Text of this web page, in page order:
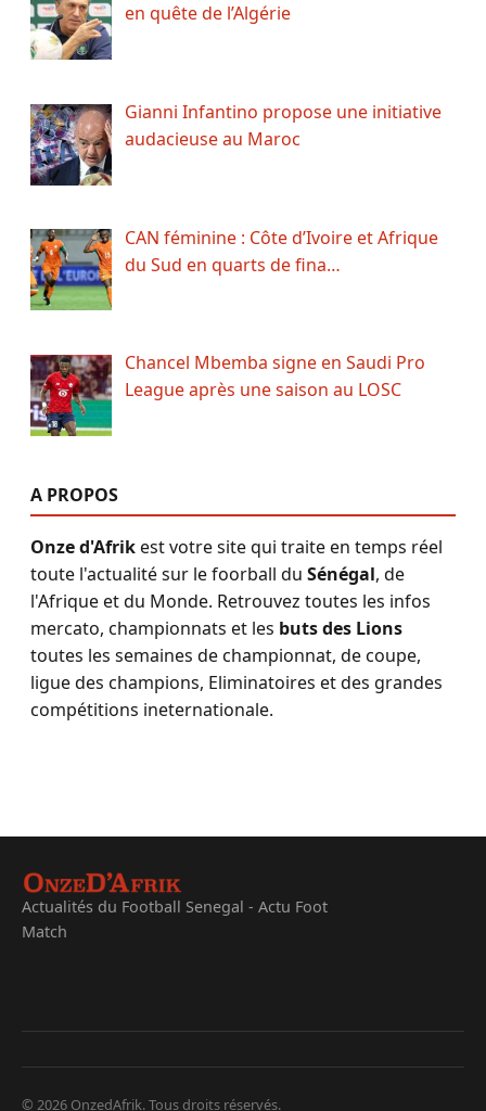
en quête de l’Algérie
Gianni Infantino propose une initiative
audacieuse au Maroc
CAN féminine : Côte d’Ivoire et Afrique
du Sud en quarts de fina…
Chancel Mbemba signe en Saudi Pro
League après une saison au LOSC
A PROPOS
Onze d'Afrikest votre site qui traite en temps réel
toute l'actualité sur le foorball du Sénégal, de
l'Afrique et du Monde. Retrouvez toutes les infos
mercato, championnats et les buts des Lions
toutes les semaines de championnat, de coupe,
ligue des champions, Eliminatoires et des grandes
compétitions ineternationale.
Actualités du Football Senegal - Actu Foot
Match
© 2026 OnzedAfrik. Tous droits réservés.